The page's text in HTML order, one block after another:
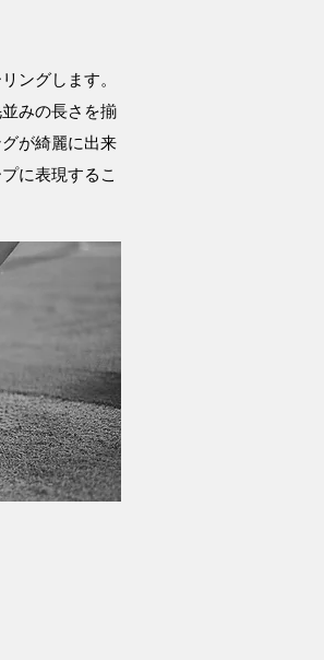
ングします。
みの長さを揃
が綺麗に出来
に表現するこ